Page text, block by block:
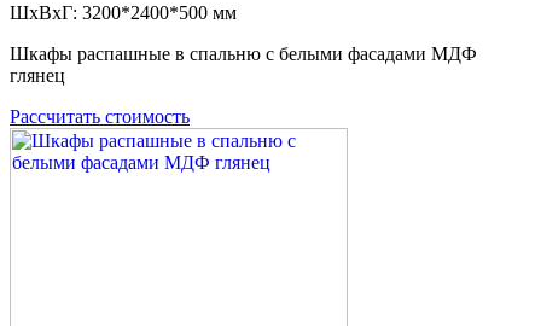
ШxВxГ: 3200*2400*500 мм
Шкафы распашные в спальню с белыми фасадами МДФ
глянец
Рассчитать стоимость